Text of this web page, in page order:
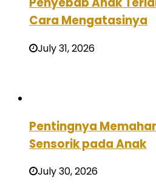
Cara Mengatasinya
July 31, 2026
Pentingnya
Sensorik pada Anak
July 30, 2026